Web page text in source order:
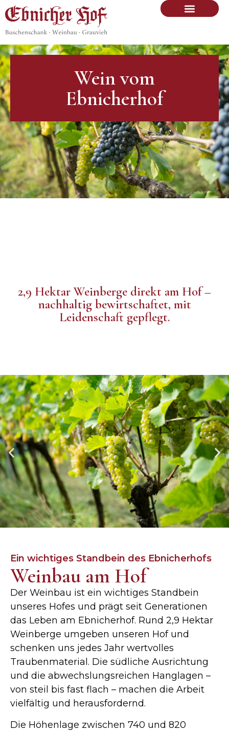
Wein vom
Ebnicherhof
2,9 Hektar Weinberge direkt am Hof –
nachhaltig bewirtschaftet, mit
Leidenschaft gepflegt.
Ein wichtiges Standbein des Ebnicherhofs
Weinbau am Hof
Der Weinbau ist ein wichtiges Standbein
unseres Hofes und prägt seit Generationen
das Leben am Ebnicherhof. Rund 2,9 Hektar
Weinberge umgeben unseren Hof und
schenken uns jedes Jahr wertvolles
Traubenmaterial. Die südliche Ausrichtung
und die abwechslungsreichen Hanglagen –
von steil bis fast flach – machen die Arbeit
vielfältig und herausfordernd.
Die Höhenlage zwischen 740 und 820